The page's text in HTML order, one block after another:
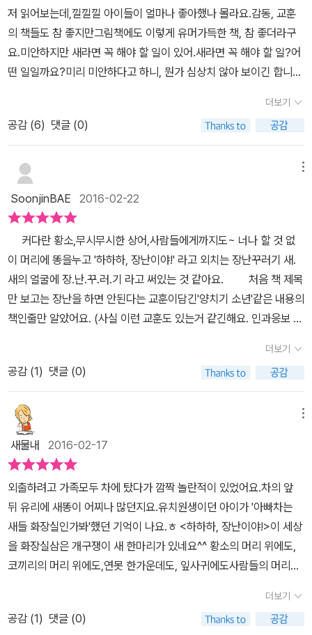
저 읽어보는데,낄낄낄 아이들이 얼마나 좋아했나 몰라요.감동, 교훈
의 책들도 참 좋지만그림책에도 이렇게 유머가득한 책, 참 좋더라구
요.미안하지만 새라면 꼭 해야 할 일이 있어.새라면 꼭 해야 할 일?어
떤 일일까요?미리 미안하다고 하니, 뭔가 심상치 않아 보이긴 합니
하하하, 장난이야!파닥파닥 새가 지나며 여기저기에미안한 일들을 계
속 벌이고 있다죠.그런데, 산에 갔다가 토끼랑 놀다가,이번 똥은 잘 했
구나 싶어요.덕분에 토끼가 늑대에게 안잡혔어요!모든 일은 나쁘기만
한 건 아닌건가봐요.익살스러운 책이지만, 살짝 숨어 있는 교훈이랄
까요.그런데, 이 장난꾸러기 새가후회를 하는 순간이 있었으니..곰 머
리엔 누지 말 걸 그랬어.무슨 일이 일어났을까요?익살스러운 유아그
림책, 하하하 장난이야!결말에서 아이들이 빵! 터지면서아이들이 책
표지만 봐도,절 붙잡고 꼭 얘기해주고 싶어하던 부분이에요.봐도 봐
도 재밌는지,초등 아이도 같이 와하하 웃으며 좋아하는 그림책이랍니
다.그림도 귀엽고, 내용도 익살스럽다보니,게다가 어린 아이들일수록
열광하는 그 물건의 이야기라서,어릴수록 더 좋아하게 될 책이다 싶
네요.장난꾸러기의 모습에 함께 웃고 끝날 수 있는 재밌는 책,《하하
더보기
공감 (6) 댓글 (0)
SoonjinBAE 2016-02-22
커다란 황소,무시무시한 상어,사람들에게까지도~ 너나 할 것 없
이 머리에 똥을누고 '하하하, 장난이야!' 라고 외치는 장난꾸러기 새.
새의 얼굴에 장.난.꾸.러.기 라고 써있는 것 같아요. 처음 책 제목
만 보고는 장난을 하면 안된다는 교훈이담긴'양치기 소년'같은 내용의
책인줄만 알았어요. (사실 이런 교훈도 있는거 같긴해요. 인과응보 ㅋ
누는 일은 재미있는 일임을 알려주는 책이라고 합니다. ^^;​​책을 한 번
살펴 볼까요? ​​ 미안하지만 새라면 꼭 해야할 일이 있어. 농장 위를 날
다가 커다란 황소를 보면 ​ 머리에 똥을 누는 거야.하하하, 장난이
야! ​ 커다란 황소,무시무시한 상어,사람들에게까지도.. 이 장난스
러운 상황이 반복되지요~ 강조해서 읽어줘야할 부분은 글씨의 폰트
도 아주 큼직하게 표현되어 엄마도 재미있게 읽어줄 수 있고, 아이도
익살스런 상황과 함께 커다란 글씨를 주목하며 보게 된답니다. 같은
상황이 반복되면서 커다란 글씨가 나오면 새별이도 같이 깔깔거리며
'하하하, 장난이야!'를 외쳐대지요~ ㅋ​ ​하지만 위에 언급한 것 처
럼. 인과응보! 곰의 머리에도 똥을 뿌직 했던 새. 쿨쿨 잠든 밤에.. 곰
에게 복수를 당하고 말아요 ㅋㅋ 곰도 '하하하, 장난이야!'를 외치며
끝이난답니다. 아직 기저귀를 하는 24개월 우리딸.다행히 지
금까지는 변비로 힘들어 한 경험은 없지만변기사용을 처음 시작하면
곧 응가하는 일을 어려워 할 시기가 올 것 같아요.이 책을 보며 지금부
더보기
공감 (1) 댓글 (0)
새물내 2016-02-17
외출하려고 가족모두 차에 탔다가 깜짝 놀란적이 있었어요.차의 앞
뒤 유리에 새똥이 어찌나 많던지요.유치원생이던 아이가 '아빠차는
새들 화장실인가봐'했던 기억이 나요.ㅎ <하하하, 장난이야!>이 세상
을 화장실삼은 개구쟁이 새 한마리가 있네요^^ 황소의 머리 위에도,
코끼리의 머리 위에도,연못 한가운데도, 잎사귀에도사람들의 머리에
망원경으로 대상을 찾을만큼 치밀하거든요.머리에 새똥을 맞는 것도
약이 오르는데'하하하~장난이야'놀리기까지 하니 더욱 얄미워요. 새
더보기
공감 (1) 댓글 (0)